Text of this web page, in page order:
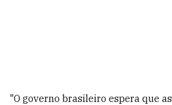
"O governo brasileiro espera que